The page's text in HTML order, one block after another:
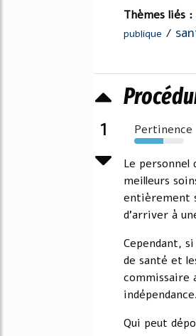
Thèmes liés :
publique /
1 Pertinence
59%
Le
meilleurs
entièrement
d'arriver à
Cependant,
de santé et
commissaire
Qui peut